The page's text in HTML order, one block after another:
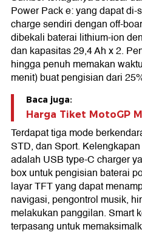
Power Pack e: yang dapat
charge sendiri dengan off-
dibekali baterai lithium-ion
dan kapasitas 29,4 Ah x 2.
hingga penuh memakan
menit) buat pengisian dari
Baca juga:
Harga Tiket MotoGP
Terdapat tiga mode
STD, dan Sport.
adalah USB type-C charger
box untuk pengisian baterai
layar TFT yang dapat
navigasi, pengontrol musik,
melakukan panggilan. Smart
terpasang untuk